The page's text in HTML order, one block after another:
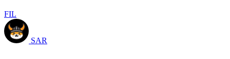
FIL
SAR